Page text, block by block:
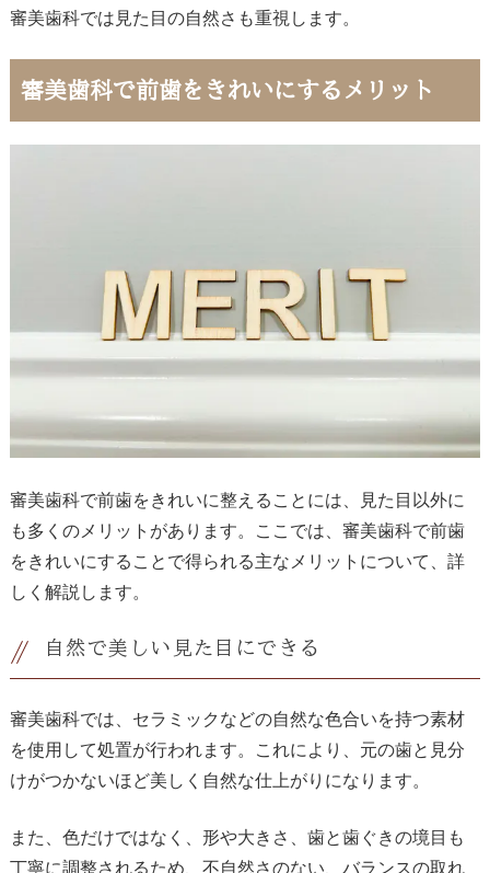
審美歯科では見た目の自然さも重視します。
審美歯科で前歯をきれいにするメリット
審美歯科で前歯をきれいに整えることには、見た目以外に
も多くのメリットがあります。ここでは、審美歯科で前歯
をきれいにすることで得られる主なメリットについて、詳
しく解説します。
自然で美しい見た目にできる
審美歯科では、セラミックなどの自然な色合いを持つ素材
を使用して処置が行われます。これにより、元の歯と見分
けがつかないほど美しく自然な仕上がりになります。
また、色だけではなく、形や大きさ、歯と歯ぐきの境目も
丁寧に調整されるため、不自然さのない、バランスの取れ